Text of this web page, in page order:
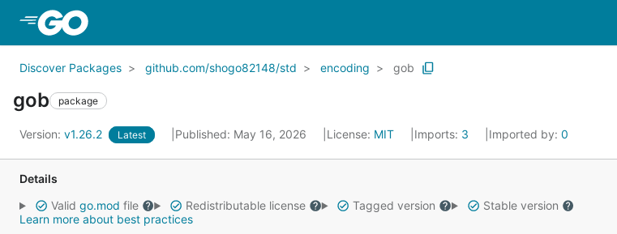
Discover Packages github.com/shogo82148/std encoding gob
gob package
Version: v1.26.2 Latest Published: May 16, 2026 License: MIT Imports: 3 Imported by: 0
Details
Valid go.mod file Redistributable license Tagged version
Stable version
Learn more about best practices